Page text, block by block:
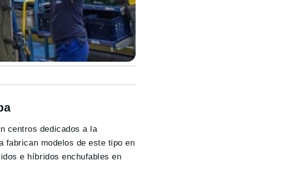
centros dedicados a la
fabrican modelos de este tipo en
e híbridos enchufables en